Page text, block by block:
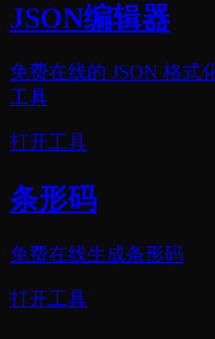
JSON编辑器
免费在线的 JSON 格式
工具
打开工具
条形码
免费在线生成条形码
打开工具